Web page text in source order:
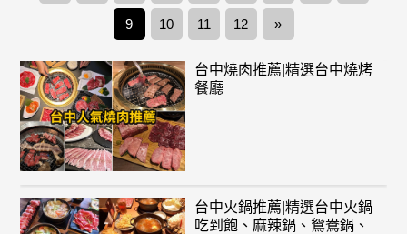
9 10 11 12 »
台中燒肉推薦|精選台中燒烤
餐廳
台中火鍋推薦|精選台中火鍋
吃到飽、麻辣鍋、鴛鴦鍋、